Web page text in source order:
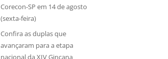
Corecon-SP em 14 de agosto
(sexta-feira)
Confira as duplas que
avançaram para a etapa
nacional da XIV Gincana